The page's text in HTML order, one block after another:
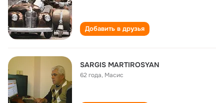
Добавить в друзья
SARGIS MARTIROSYAN
62 года, Масис